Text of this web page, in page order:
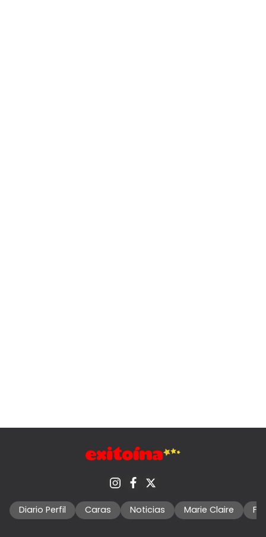
Diario Perfil Caras Noticias Marie Claire